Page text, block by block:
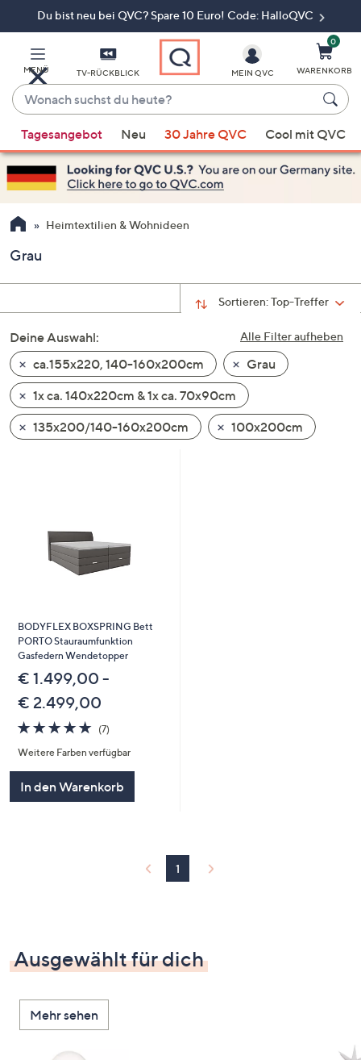
Du bist neu bei QVC? Spare 10 Euro! Code: HalloQVC
MENÜ TV-RÜCKBLICK
Wonach
suchst
du
heute?
Vorschläge
verfügbar
sind,
verwenden
Sie
Pfeiltasten
nach
und
nach
unten
oder
wischen
Sie
auf
rechts,
MEIN QVC
0
WARENKORB
Tagesangebot Neu 30 Jahre QVC Cool mit QVC
Heimtextilien & Wohnideen
Grau
Sortieren:Top-Treffer
Alle Filter aufheben
Deine Auswahl:
ca.155x220, 140-160x200cm
Grau
1x ca. 140x220cm & 1x ca. 70x90cm
135x200/140-160x200cm
100x200cm
BODYFLEX BOXSPRING Bett
PORTO Stauraumfunktion
Gasfedern Wendetopper
€ 1.499,00 -
€ 2.499,00
4.9
von
5
(7)7
Weitere Farben verfügbar
In den Warenkorb
1
Ausgewählt für dich
Mehr sehen